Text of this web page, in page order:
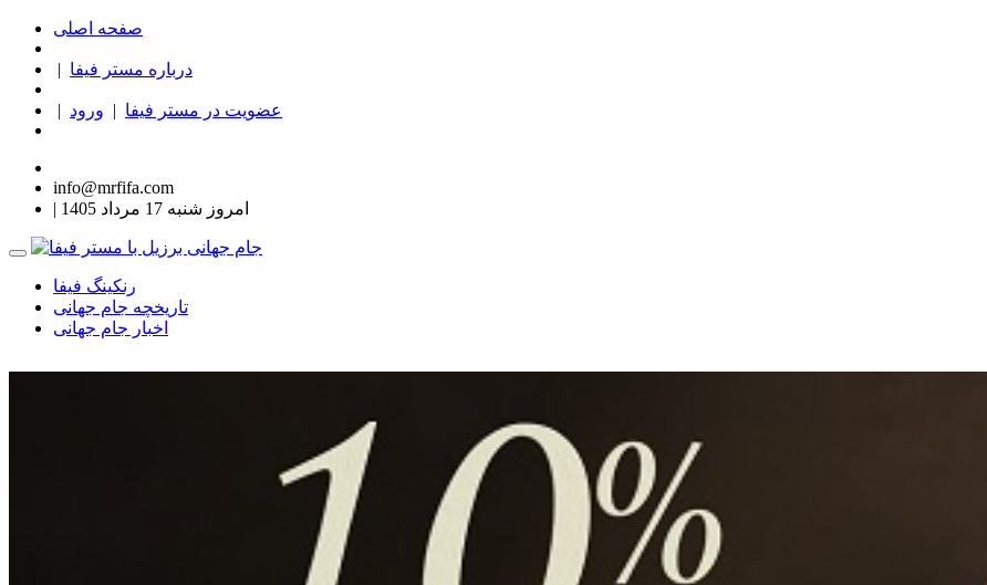
صفحه اصلی
| درباره مستر فیفا
| عضویت در مستر فیفا | ورود
info@mrfifa.com
| امروز شنبه 17 مرداد 1405
رنکینگ فیفا
تاریخچه جام جهانی
اخبار جام جهانی